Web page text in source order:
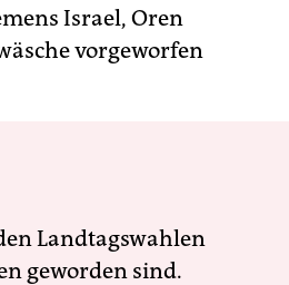
Israel, Oren
vorgeworfen
Landtagswahlen
geworden sind.